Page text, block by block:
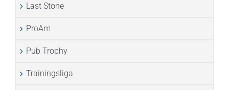
Last Stone
ProAm
Pub Trophy
Trainingsliga